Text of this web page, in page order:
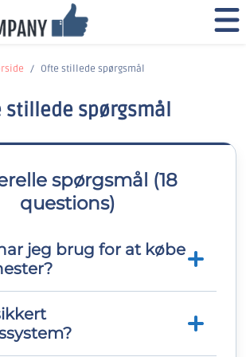
Ofte stillede spørgsmål
stillede spørgsmål
spørgsmål (18
questions)
jeg brug for at købe
er blevet en af de hurtigst
for reklame over hele